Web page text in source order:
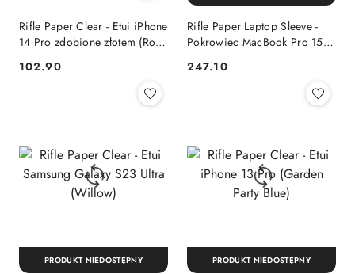
Rifle Paper Clear - Etui iPhone
14 Pro zdobione złotem (Rose
Cena:
102.90
Rifle Paper Laptop Sleeve -
Pokrowiec MacBook Pro 15"
Blush)
Cena:
247.10
PRODUKT NIEDOSTĘPNY PRODUKT NIEDOSTĘPNY